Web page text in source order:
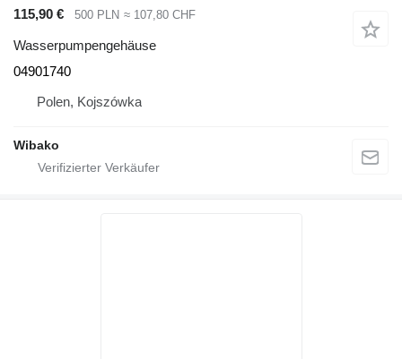
115,90 €
500 PLN ≈ 107,80 CHF
Wasserpumpengehäuse
04901740
Polen, Kojszówka
Wibako